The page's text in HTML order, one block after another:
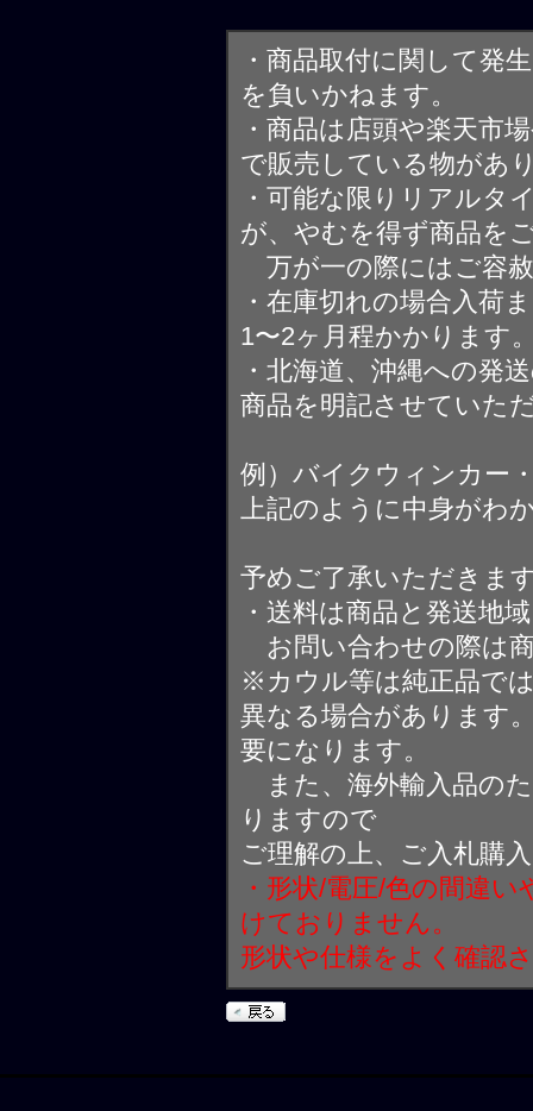
・商品取付に関して発
を負いかねます。
・商品は店頭や楽天市
で販売している物があ
・可能な限りリアルタ
が、やむを得ず商品を
万が一の際にはご容
・在庫切れの場合入荷
1〜2ヶ月程かかります
・北海道、沖縄への発
商品を明記させていた
例）バイクウィンカー
上記のように中身がわ
予めご了承いただきま
・送料は商品と発送地
お問い合わせの際は
※カウル等は純正品で
異なる場合があります
要になります。
また、海外輸入品の
りますので
ご理解の上、ご入札購
・形状/電圧/色の間違
けておりません。
形状や仕様をよく確認